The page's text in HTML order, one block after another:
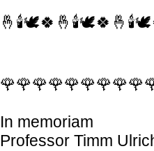
In memoriam
Professor Timm